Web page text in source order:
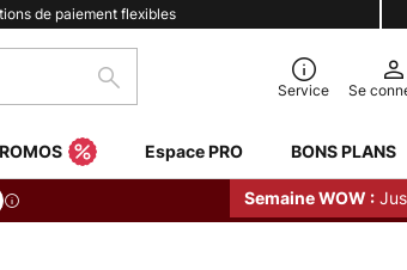
de paiement flexibles
Rechercher Service Se
Espace PRO BONS PLANS
Semaine WOW :